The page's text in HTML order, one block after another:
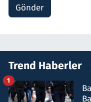
Gönder
Trend Haberler
1